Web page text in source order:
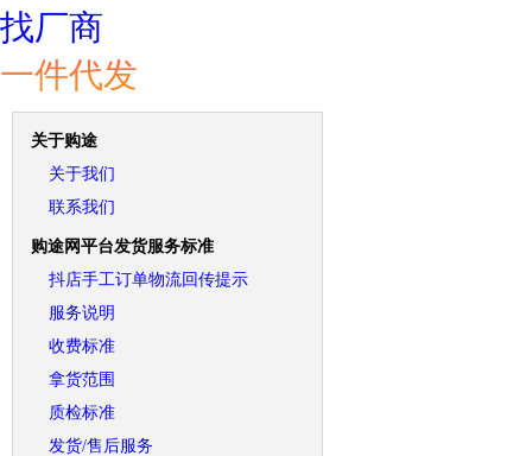
找厂商
一件代发
关于购途
关于我们
联系我们
购途网平台发货服务标准
抖店手工订单物流回传提示
服务说明
收费标准
拿货范围
质检标准
发货/售后服务